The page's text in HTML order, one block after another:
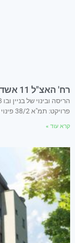
רח' האצ"ל 11 אשדוד – פינוי ובינוי ע"פ תמ"א 38/2
פרויקט: תמ"א 38/2 פינוי ובינו. הוצאת היתר – לא ידוע. מועד סיום
קרא עוד »